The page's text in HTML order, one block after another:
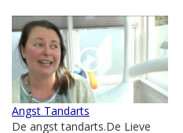
Angst Tandarts
De angst tandarts.De Lieve